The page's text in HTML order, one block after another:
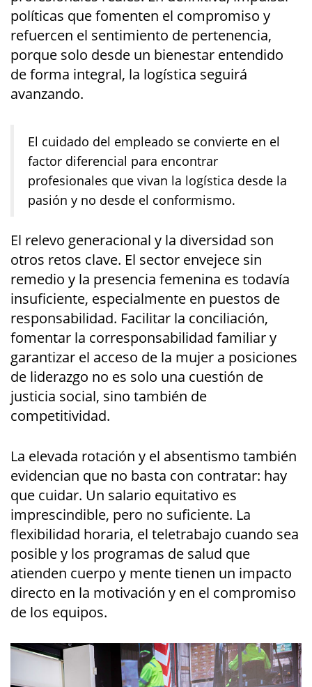
políticas que fomenten el compromiso y
refuercen el sentimiento de pertenencia,
porque solo desde un bienestar entendido
de forma integral, la logística seguirá
avanzando.
El cuidado del empleado se convierte en el
factor diferencial para encontrar
profesionales que vivan la logística desde la
pasión y no desde el conformismo.
El relevo generacional y la diversidad son
otros retos clave. El sector envejece sin
remedio y la presencia femenina es todavía
insuficiente, especialmente en puestos de
responsabilidad. Facilitar la conciliación,
fomentar la corresponsabilidad familiar y
garantizar el acceso de la mujer a posiciones
de liderazgo no es solo una cuestión de
justicia social, sino también de
competitividad.
La elevada rotación y el absentismo también
evidencian que no basta con contratar: hay
que cuidar. Un salario equitativo es
imprescindible, pero no suficiente. La
flexibilidad horaria, el teletrabajo cuando sea
posible y los programas de salud que
atienden cuerpo y mente tienen un impacto
directo en la motivación y en el compromiso
de los equipos.